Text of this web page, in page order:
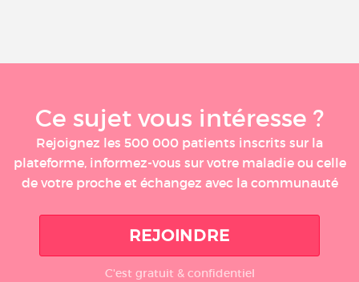
Ce sujet vous intéresse ?
Rejoignez les 500 000 patients inscrits sur la
plateforme, informez-vous sur votre maladie ou celle
de votre proche et échangez avec la communauté
REJOINDRE
C'est gratuit & confidentiel